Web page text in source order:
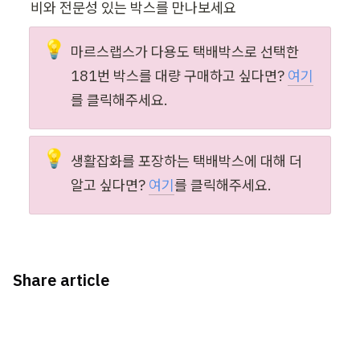
비와 전문성 있는 박스를 만나보세요
💡 마르스랩스가 다용도 택배박스로 선택한
181번 박스를 대량 구매하고 싶다면? 여기
를 클릭해주세요.
💡 생활잡화를 포장하는 택배박스에 대해 더
알고 싶다면? 여기를 클릭해주세요.
Share article